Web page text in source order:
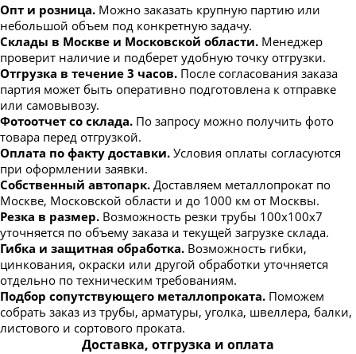
Опт и розница. Можно заказать крупную партию или
небольшой объем под конкретную задачу.
Склады в Москве и Московской области. Менеджер
проверит наличие и подберет удобную точку отгрузки.
Отгрузка в течение 3 часов. После согласования заказа
партия может быть оперативно подготовлена к отправке
или самовывозу.
Фотоотчет со склада. По запросу можно получить фото
товара перед отгрузкой.
Оплата по факту доставки. Условия оплаты согласуются
при оформлении заявки.
Собственный автопарк. Доставляем металлопрокат по
Москве, Московской области и до 1000 км от Москвы.
Резка в размер. Возможность резки трубы 100х100х7
уточняется по объему заказа и текущей загрузке склада.
Гибка и защитная обработка. Возможность гибки,
цинкования, окраски или другой обработки уточняется
отдельно по техническим требованиям.
Подбор сопутствующего металлопроката. Поможем
собрать заказ из трубы, арматуры, уголка, швеллера, балки,
листового и сортового проката.
Доставка, отгрузка и оплата